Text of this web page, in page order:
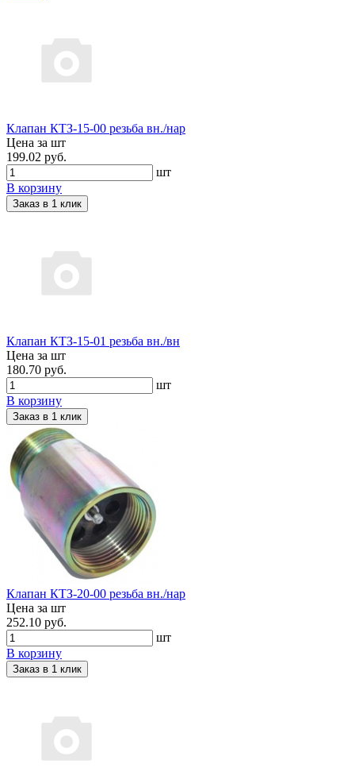
Клапан КТЗ-15-00 резьба вн./нар
Цена за шт
199.02 руб.
шт
В корзину
Заказ в 1 клик
Клапан КТЗ-15-01 резьба вн./вн
Цена за шт
180.70 руб.
шт
В корзину
Заказ в 1 клик
Клапан КТЗ-20-00 резьба вн./нар
Цена за шт
252.10 руб.
шт
В корзину
Заказ в 1 клик